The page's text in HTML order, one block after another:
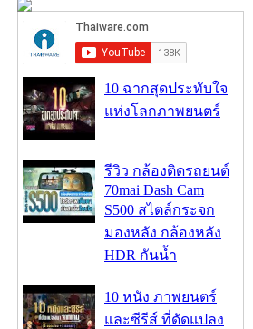
10 ฉากสุดประทับใจ
แห่งโลกภาพยนตร์
รีวิว กล้องติดรถยนต์
70mai Dash Cam
S500 สไตล์กระจก
มองหลัง กล้องหลัง
HDR กันน้ำ
10 หนัง ภาพยนตร์
และซีรีส์ ที่ดัดแปลง